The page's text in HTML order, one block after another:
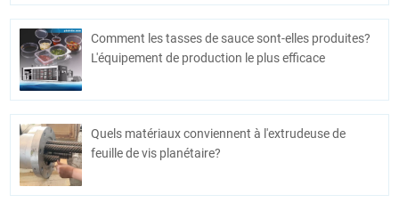
Comment les tasses de sauce sont-elles produites?
L'équipement de production le plus efficace
Quels matériaux conviennent à l'extrudeuse de
feuille de vis planétaire?